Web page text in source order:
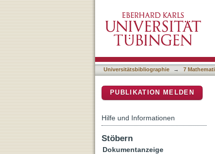
Food fingerprinting:
cacao L.) in cocoa
Universitätsbibliographie → 7
PUBLIKATION MELDEN
Hilfe und Informationen
Stöbern
Dokumentanzeige